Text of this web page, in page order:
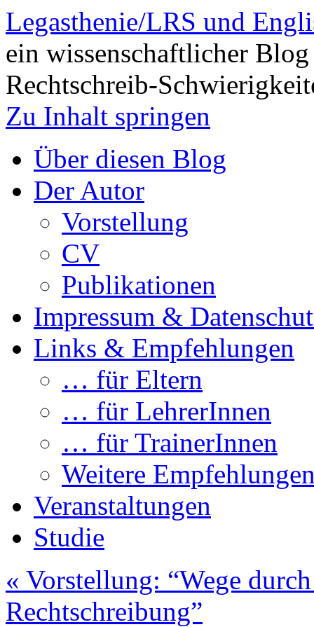
Legasthenie/LRS und
ein wissenschaftlicher
Rechtschreib-
Zu Inhalt springen
Über diesen Blog
Der Autor
Vorstellung
CV
Publikationen
Impressum &
Links & Empfehlungen
… für Eltern
… für LehrerInnen
… für TrainerInnen
Weitere
Veranstaltungen
Studie
« Vorstellung: “Wege
Rechtschreibung”